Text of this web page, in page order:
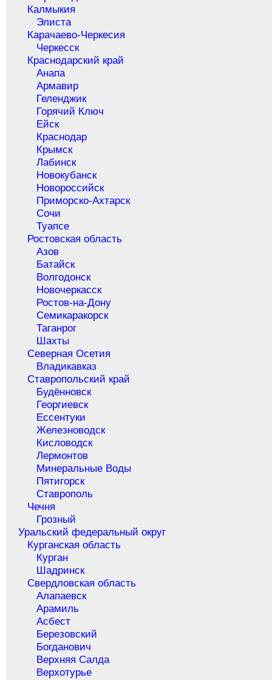
Калмыкия
Элиста
Карачаево-Черкесия
Черкесск
Краснодарский край
Анапа
Армавир
Геленджик
Горячий Ключ
Ейск
Краснодар
Крымск
Лабинск
Новокубанск
Новороссийск
Приморско-Ахтарск
Сочи
Туапсе
Ростовская область
Азов
Батайск
Волгодонск
Новочеркасск
Ростов-на-Дону
Семикаракорск
Таганрог
Шахты
Северная Осетия
Владикавказ
Ставропольский край
Будённовск
Георгиевск
Ессентуки
Железноводск
Кисловодск
Лермонтов
Минеральные Воды
Пятигорск
Ставрополь
Чечня
Грозный
Уральский федеральный округ
Курганская область
Курган
Шадринск
Свердловская область
Алапаевск
Арамиль
Асбест
Березовский
Богданович
Верхняя Салда
Верхотурье